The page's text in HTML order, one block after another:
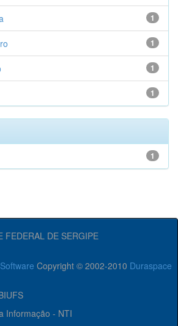
1
1
1
1
1
FEDERAL DE SERGIPE
Copyright © 2002-2010 Duraspace
Informação - NTI